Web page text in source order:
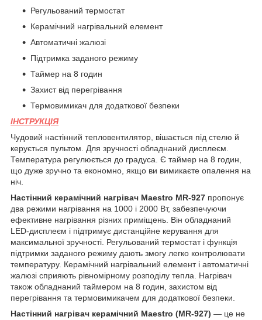
Регульований термостат
Керамічний нагрівальний елемент
Автоматичні жалюзі
Підтримка заданого режиму
Таймер на 8 годин
Захист від перегрівання
Термовимикач для додаткової безпеки
ІНСТРУКЦІЯ
Чудовий настінний тепловентилятор, вішається під стелю й
керується пультом. Для зручності обладнаний дисплеєм.
Температура регулюється до градуса. Є таймер на 8 годин,
що дуже зручно та економно, якщо ви вимикаєте опалення на
ніч.
Настінний керамічний нагрівач Maestro MR-927 пропонує
два режими нагрівання на 1000 і 2000 Вт, забезпечуючи
ефективне нагрівання різних приміщень. Він обладнаний
LED-дисплеєм і підтримує дистанційне керування для
максимальної зручності. Регульований термостат і функція
підтримки заданого режиму дають змогу легко контролювати
температуру. Керамічний нагрівальний елемент і автоматичні
жалюзі сприяють рівномірному розподілу тепла. Нагрівач
також обладнаний таймером на 8 годин, захистом від
перегрівання та термовимикачем для додаткової безпеки.
Настінний нагрівач керамічний Maestro (MR-927) — це не